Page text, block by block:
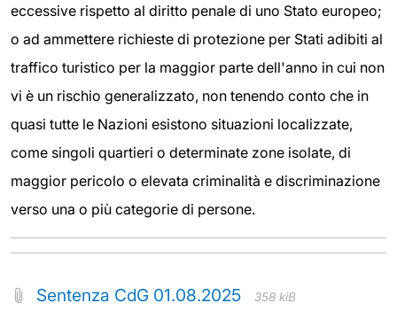
eccessive rispetto al diritto penale di uno Stato europeo;
o ad ammettere richieste di protezione per Stati adibiti al
traffico turistico per la maggior parte dell'anno in cui non
vi è un rischio generalizzato, non tenendo conto che in
quasi tutte le Nazioni esistono situazioni localizzate,
come singoli quartieri o determinate zone isolate, di
maggior pericolo o elevata criminalità e discriminazione
verso una o più categorie di persone.
Sentenza CdG 01.08.2025 358 kiB